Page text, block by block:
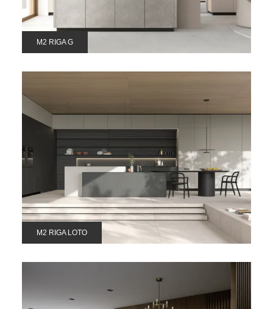
M2 RIGA G
M2 RIGA LOTO